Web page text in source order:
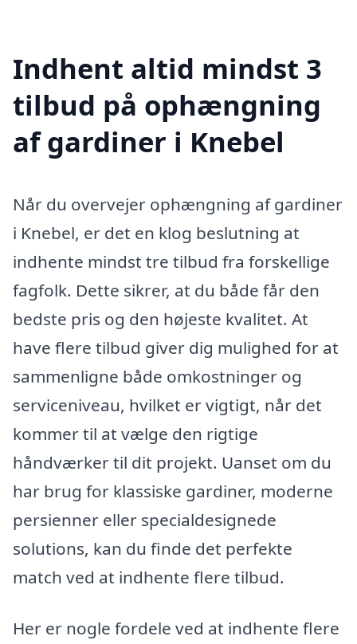
Indhent altid mindst 3
tilbud på ophængning
af gardiner i Knebel
Når du overvejer ophængning af gardiner
i Knebel, er det en klog beslutning at
indhente mindst tre tilbud fra forskellige
fagfolk. Dette sikrer, at du både får den
bedste pris og den højeste kvalitet. At
have flere tilbud giver dig mulighed for at
sammenligne både omkostninger og
serviceniveau, hvilket er vigtigt, når det
kommer til at vælge den rigtige
håndværker til dit projekt. Uanset om du
har brug for klassiske gardiner, moderne
persienner eller specialdesignede
solutions, kan du finde det perfekte
match ved at indhente flere tilbud.
Her er nogle fordele ved at indhente flere